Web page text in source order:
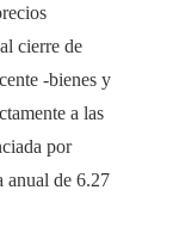
cierre de
-bienes y
a las
por
anual de 6.27